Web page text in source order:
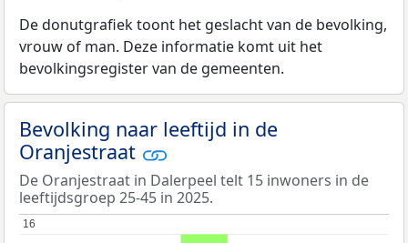
De donutgrafiek toont het geslacht van de bevolking,
vrouw of man. Deze informatie komt uit het
bevolkingsregister van de gemeenten.
Bevolking naar leeftijd in de
Oranjestraat
De Oranjestraat in Dalerpeel telt 15 inwoners in de
leeftijdsgroep 25-45 in 2025.
16
16